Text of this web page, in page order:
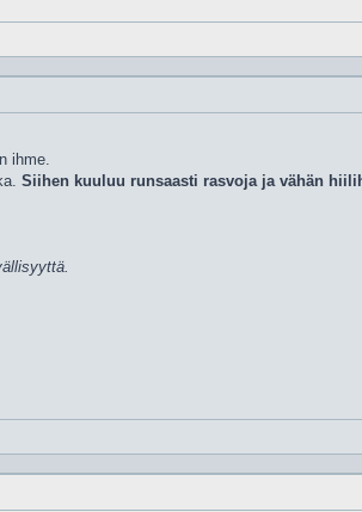
ihme.
Siihen kuuluu runsaasti rasvoja ja vähän